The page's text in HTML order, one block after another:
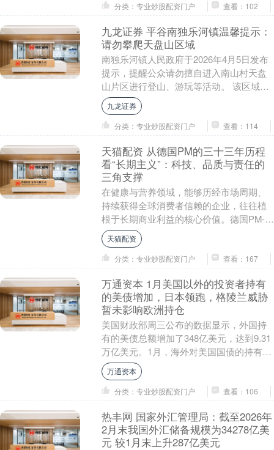
分类：专业炒股配资门户
查看：102
九龙证券 平谷南独乐河镇温馨提示：
请勿攀爬天盘山区域
南独乐河镇人民政府于2026年4月5日发布
提示，提醒公众请勿擅自进入南山村天盘
山片区进行登山、游玩等活动。 该区域属
于未开发、未开放区域，山路陡峭且道路
及护栏年....
九龙证券
分类：专业炒股配资门户
查看：114
天猫配资 从德国PM的三十三年历程
看“长期主义”：科技、品质与责任的
三角支撑
在健康与营养领域，能够历经市场周期、
持续获得全球消费者信赖的企业，往往植
根于长期商业利益的核心价值。德国PM-
International及其旗舰品牌FitLin....
天猫配资
分类：专业炒股配资门户
查看：167
万通资本 1月美国以外的投资者持有
的美债增加，日本领跑，格陵兰威胁
暂未影响欧洲持仓
美国财政部周三公布的数据显示，外国持
有的美债总额增加了348亿美元，达到9.31
万亿美元。1月，海外对美国国债的持有量
有所上升，此前一个月曾下降883亿美元。
该....
万通资本
分类：专业炒股配资门户
查看：106
热丰网 国家外汇管理局：截至2026年
2月末我国外汇储备规模为34278亿美
元 较1月末上升287亿美元